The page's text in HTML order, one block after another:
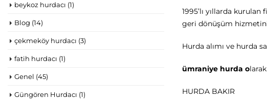
1995’lı yıllarda
geri dönüşüm
Hurda alımı ve hurda
ümraniye hurda o
HURDA BAKIR
beykoz hurdacı (1)
Blog (14)
çekmeköy hurdacı (3)
fatih hurdacı (1)
Genel (45)
Güngören Hurdacı (1)